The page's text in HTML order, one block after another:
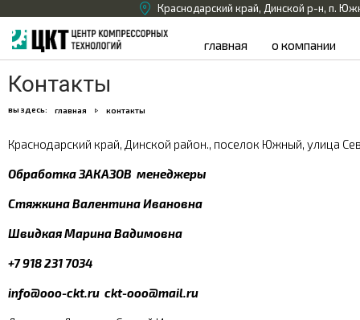
Краснодарский край, Динской р-н, п.
главная о компании
Контакты
вы здесь: главная контакты
Краснодарский край, Динской район., поселок Южный, улица
Обработка ЗАКАЗОВ менеджеры
Стяжкина Валентина Ивановна
Швидкая Марина Вадимовна
+7 918 231 7034
info@ooo-ckt.ru ckt-ooo@mail.ru